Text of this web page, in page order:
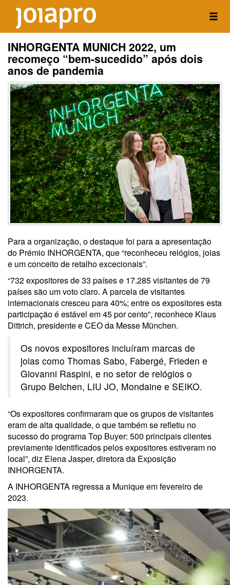
INHORGENTA MUNICH 2022, um
recomeço “bem-sucedido” após dois
anos de pandemia
Para a organização, o destaque foi para a apresentação
do Prémio INHORGENTA, que “reconheceu relógios, joias
e um conceito de retalho excecionais”.
“732 expositores de 33 países e 17.285 visitantes de 79
países são um voto claro. A parcela de visitantes
internacionais cresceu para 40%; entre os expositores esta
participação é estável em 45 por cento”, reconhece Klaus
Dittrich, presidente e CEO da Messe München.
Os novos expositores incluíram marcas de
joias como Thomas Sabo, Fabergé, Frieden e
Giovanni Raspini, e no setor de relógios o
Grupo Belchen, LIU JO, Mondaine e SEIKO.
“Os expositores confirmaram que os grupos de visitantes
eram de alta qualidade, o que também se refletiu no
sucesso do programa Top Buyer: 500 principais clientes
previamente identificados pelos expositores estiveram no
local”, diz Elena Jasper, diretora da Exposição
INHORGENTA.
A INHORGENTA regressa a Munique em fevereiro de
2023.